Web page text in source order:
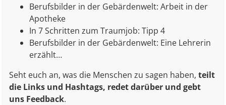
Berufsbilder in der Gebärdenwelt: Arbeit in der
Apotheke
In 7 Schritten zum Traumjob: Tipp 4
Berufsbilder in der Gebärdenwelt: Eine Lehrerin
erzählt…
Seht euch an, was die Menschen zu sagen haben, teilt
die Links und Hashtags, redet darüber und gebt
uns Feedback.